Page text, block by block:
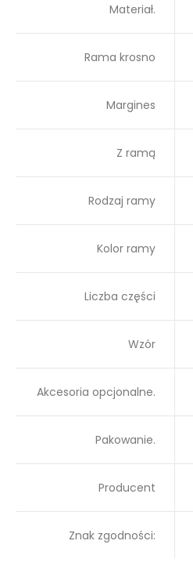
Materiał.
Rama krosno
Margines
Z ramą
Rodzaj ramy
Kolor ramy
Liczba części
Wzór
Akcesoria opcjonalne.
Pakowanie.
Producent
Znak zgodności: